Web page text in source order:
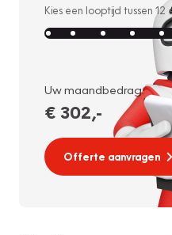
Kies een looptijd tussen 12
Uw maandbedrag:
€ 302,-
Offerte aanvragen